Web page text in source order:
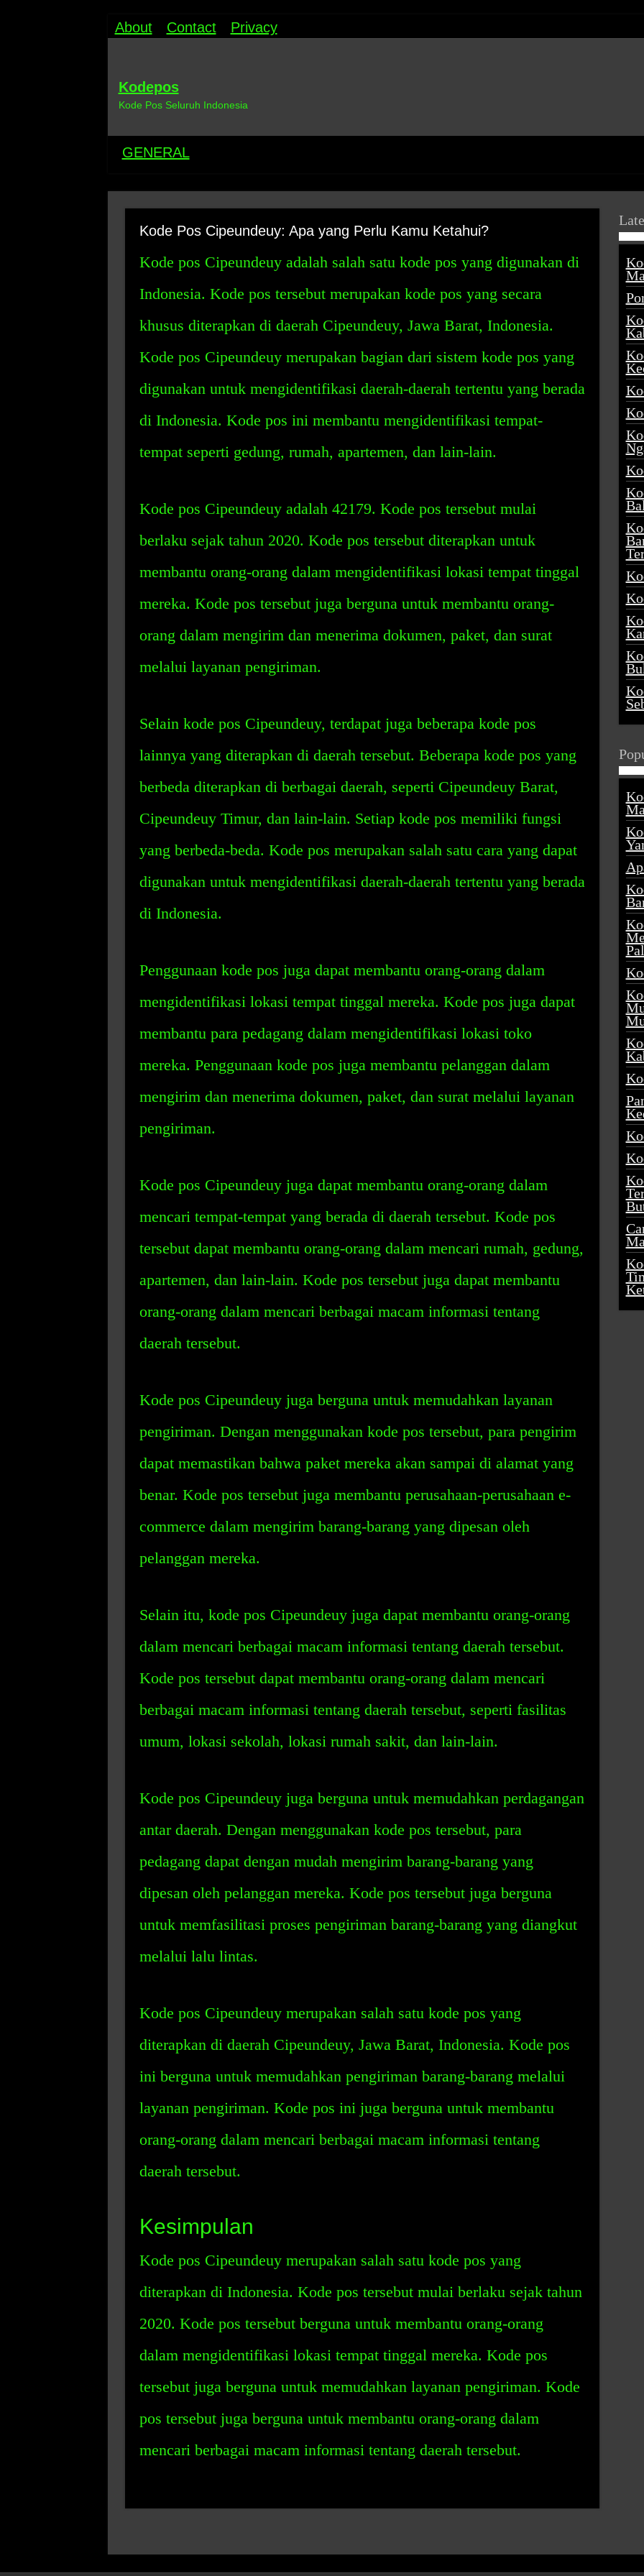
About Contact Privacy
Kodepos
Kode Pos Seluruh Indonesia
GENERAL
Kode Pos Cipeundeuy: Apa yang Perlu Kamu Ketahui?
Kode pos Cipeundeuy adalah salah satu kode pos yang digunakan di
Indonesia. Kode pos tersebut merupakan kode pos yang secara
khusus diterapkan di daerah Cipeundeuy, Jawa Barat, Indonesia.
Kode pos Cipeundeuy merupakan bagian dari sistem kode pos yang
digunakan untuk mengidentifikasi daerah-daerah tertentu yang berada
di Indonesia. Kode pos ini membantu mengidentifikasi tempat-
tempat seperti gedung, rumah, apartemen, dan lain-lain.
Kode pos Cipeundeuy adalah 42179. Kode pos tersebut mulai
berlaku sejak tahun 2020. Kode pos tersebut diterapkan untuk
membantu orang-orang dalam mengidentifikasi lokasi tempat tinggal
mereka. Kode pos tersebut juga berguna untuk membantu orang-
orang dalam mengirim dan menerima dokumen, paket, dan surat
melalui layanan pengiriman.
Selain kode pos Cipeundeuy, terdapat juga beberapa kode pos
lainnya yang diterapkan di daerah tersebut. Beberapa kode pos yang
berbeda diterapkan di berbagai daerah, seperti Cipeundeuy Barat,
Cipeundeuy Timur, dan lain-lain. Setiap kode pos memiliki fungsi
yang berbeda-beda. Kode pos merupakan salah satu cara yang dapat
digunakan untuk mengidentifikasi daerah-daerah tertentu yang berada
di Indonesia.
Penggunaan kode pos juga dapat membantu orang-orang dalam
mengidentifikasi lokasi tempat tinggal mereka. Kode pos juga dapat
membantu para pedagang dalam mengidentifikasi lokasi toko
mereka. Penggunaan kode pos juga membantu pelanggan dalam
mengirim dan menerima dokumen, paket, dan surat melalui layanan
pengiriman.
Kode pos Cipeundeuy juga dapat membantu orang-orang dalam
mencari tempat-tempat yang berada di daerah tersebut. Kode pos
tersebut dapat membantu orang-orang dalam mencari rumah, gedung,
apartemen, dan lain-lain. Kode pos tersebut juga dapat membantu
orang-orang dalam mencari berbagai macam informasi tentang
daerah tersebut.
Kode pos Cipeundeuy juga berguna untuk memudahkan layanan
pengiriman. Dengan menggunakan kode pos tersebut, para pengirim
dapat memastikan bahwa paket mereka akan sampai di alamat yang
benar. Kode pos tersebut juga membantu perusahaan-perusahaan e-
commerce dalam mengirim barang-barang yang dipesan oleh
pelanggan mereka.
Selain itu, kode pos Cipeundeuy juga dapat membantu orang-orang
dalam mencari berbagai macam informasi tentang daerah tersebut.
Kode pos tersebut dapat membantu orang-orang dalam mencari
berbagai macam informasi tentang daerah tersebut, seperti fasilitas
umum, lokasi sekolah, lokasi rumah sakit, dan lain-lain.
Kode pos Cipeundeuy juga berguna untuk memudahkan perdagangan
antar daerah. Dengan menggunakan kode pos tersebut, para
pedagang dapat dengan mudah mengirim barang-barang yang
dipesan oleh pelanggan mereka. Kode pos tersebut juga berguna
untuk memfasilitasi proses pengiriman barang-barang yang diangkut
melalui lalu lintas.
Kode pos Cipeundeuy merupakan salah satu kode pos yang
diterapkan di daerah Cipeundeuy, Jawa Barat, Indonesia. Kode pos
ini berguna untuk memudahkan pengiriman barang-barang melalui
layanan pengiriman. Kode pos ini juga berguna untuk membantu
orang-orang dalam mencari berbagai macam informasi tentang
daerah tersebut.
Kesimpulan
Kode pos Cipeundeuy merupakan salah satu kode pos yang
diterapkan di Indonesia. Kode pos tersebut mulai berlaku sejak tahun
2020. Kode pos tersebut berguna untuk membantu orang-orang
dalam mengidentifikasi lokasi tempat tinggal mereka. Kode pos
tersebut juga berguna untuk memudahkan layanan pengiriman. Kode
pos tersebut juga berguna untuk membantu orang-orang dalam
mencari berbagai macam informasi tentang daerah tersebut.